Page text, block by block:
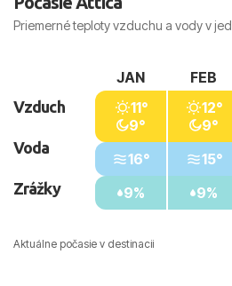
Priemerné teploty vzduchu a vody v
Aktuálne počasie v destinacii
Vzduch
Voda
Zrážky
JAN
11°
9°
16°
9%
FEB
12°
9°
15°
9%